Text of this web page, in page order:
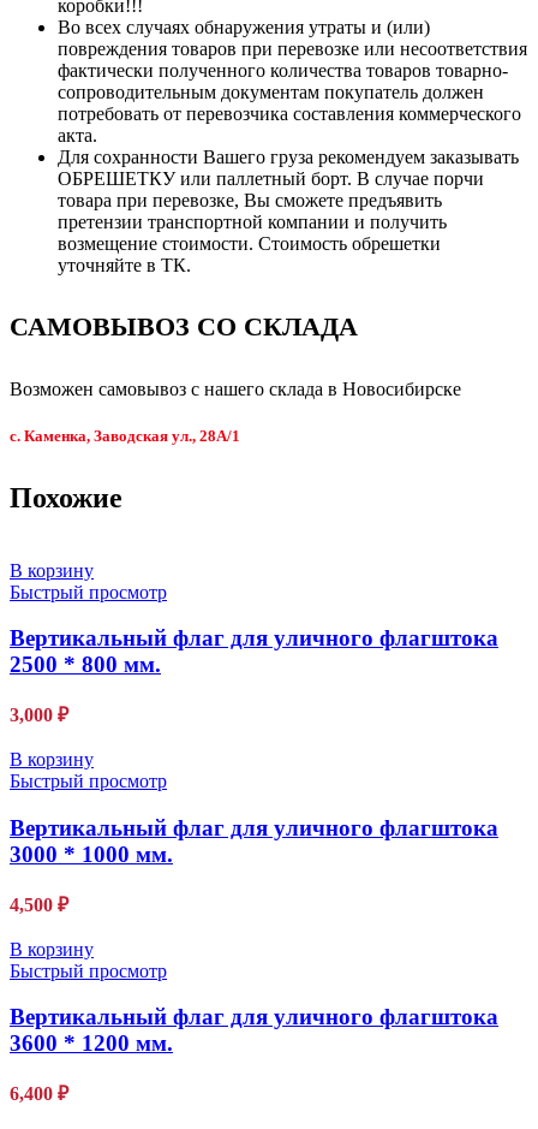
коробки!!!
Во всех случаях обнаружения утраты и (или)
повреждения товаров при перевозке или несоответствия
фактически полученного количества товаров товарно-
сопроводительным документам покупатель должен
потребовать от перевозчика составления коммерческого
акта.
Для сохранности Вашего груза рекомендуем заказывать
ОБРЕШЕТКУ или паллетный борт. В случае порчи
товара при перевозке, Вы сможете предъявить
претензии транспортной компании и получить
возмещение стоимости. Стоимость обрешетки
уточняйте в ТК.
САМОВЫВОЗ СО СКЛАДА
Возможен самовывоз с нашего склада в Новосибирске
с. Каменка, Заводская ул., 28А/1
Похожие
В корзину
Быстрый просмотр
Вертикальный флаг для уличного флагштока
2500 * 800 мм.
3,000 ₽
В корзину
Быстрый просмотр
Вертикальный флаг для уличного флагштока
3000 * 1000 мм.
4,500 ₽
В корзину
Быстрый просмотр
Вертикальный флаг для уличного флагштока
3600 * 1200 мм.
6,400 ₽